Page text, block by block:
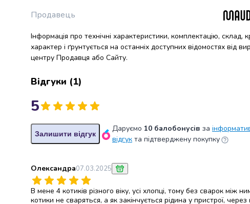
рулети
та
рогалики
Пряники
Жувальна
Драже
льодяники
Жувальні
Зефір
та
маршмелоу
Мармелад
Продавець
Інформація про технічні характеристики, комплектацію,
характер і ґрунтується на останніх доступних відомостях
центру Продавця або Сайту.
Відгуки (1)
5
Залишити відгук
Даруємо 10 балобонусів за
відгук та підтверджену покупку
Олександра07.03.2025
В мене 4 котиків різного віку, усі хлопці, тому без сварок
котики не сваряться, а як закінчується рідина у пристрої,